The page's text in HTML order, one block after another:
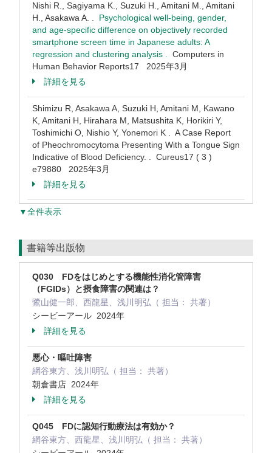
Nishi R., Sagiyama K., Suzuki H., Amitani M., Amitani
H., Asakawa A. . Psychological well-being, gender,
and age-specific difference on objectively recorded
smartphone screen time in Japanese adults: A
regression and clustering analysis . Computers in
Human Behavior Reports17 2025年3月
詳細を見る
Shimizu R, Asakawa A, Suzuki H, Amitani M, Kawano
K, Amitani H, Hirahara M, Matsushita K, Horikiri Y,
Toshimichi O, Nishio Y, Yonemori K . A Case Report
of Pheochromocytoma Presenting With a Tongue Sign
Indicative of Blood Deficiency. . Cureus17 ( 3 )
e79880 2025年3月
詳細を見る
▼全件表示
書籍等出版物
Q030 FDをはじめとする機能性消化管障害
（FGIDs）と摂食障害の関連は？
鷺山健一郎、西龍星、浅川明弘（ 担当： 共著）
シービーアール 2024年
詳細を見る
悪心・嘔吐障害
網谷東方、浅川明弘（ 担当： 共著）
朝倉書店 2024年
詳細を見る
Q045 FDに認知行動療法は有効か？
網谷東方、西龍星、浅川明弘（ 担当： 共著）